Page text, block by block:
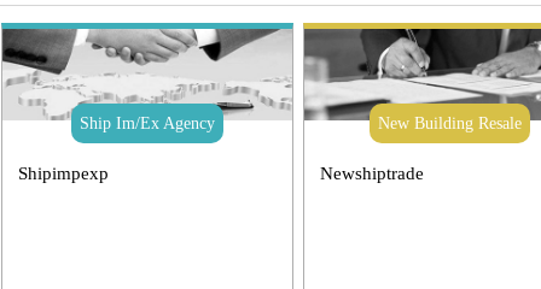
Ship Im/Ex Agency
Shipimpexp
New Building Resale
Newshiptrade